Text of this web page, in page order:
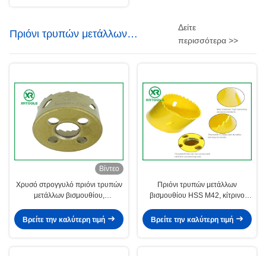
Πριόνι τρυπών μετάλλων
βισμουθίου
Δείτε
περισσότερα >>
Βίντεο
Χρυσό στρογγυλό πριόνι τρυπών
μετάλλων βισμουθίου,
τρυπών HSS M42 καρβίδιο με
χτισμένος
Βρείτε την καλύτερη τιμή
Πριόνι τρυπών μετάλλων
βισμουθίου HSS M42, κίτρινο
για το ξύλο/αργίλιο
Βρείτε την καλύτερη τιμή